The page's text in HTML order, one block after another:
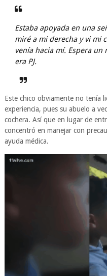
Estaba apoyada en una
miré a mi derecha y vi mi
venía hacia mí. Espera
era PJ.
Este chico obviamente no tenía
experiencia, pues su abuelo a
cochera. Así que en lugar de
concentró en manejar con
ayuda médica.